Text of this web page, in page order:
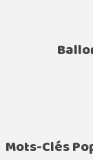
Mots-Clés